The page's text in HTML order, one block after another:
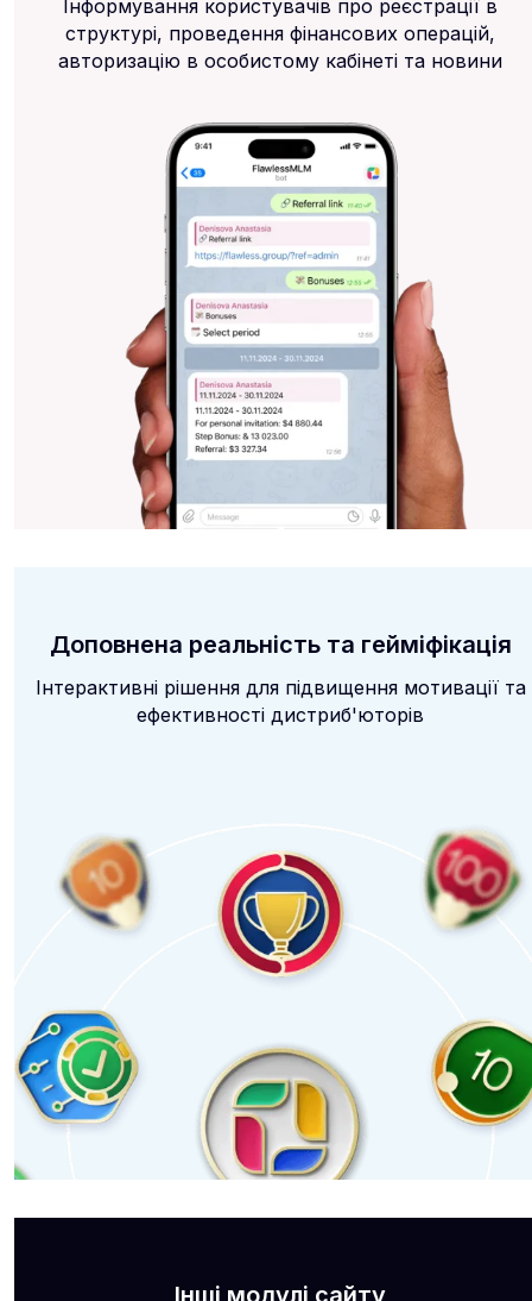
Інформування користувачів про реєстрації в
структурі, проведення фінансових операцій,
авторизацію в особистому кабінеті та новини
Доповнена реальність та гейміфікація
Інтерактивні рішення для підвищення мотивації та
ефективності дистриб'юторів
Інші модулі сайту